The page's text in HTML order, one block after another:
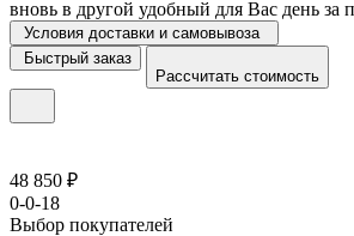
вновь в другой удобный для Вас день за
Условия доставки и самовывоза
Быстрый заказ
Рассчитать стоимость
48 850 ₽
0-0-18
Выбор покупателей